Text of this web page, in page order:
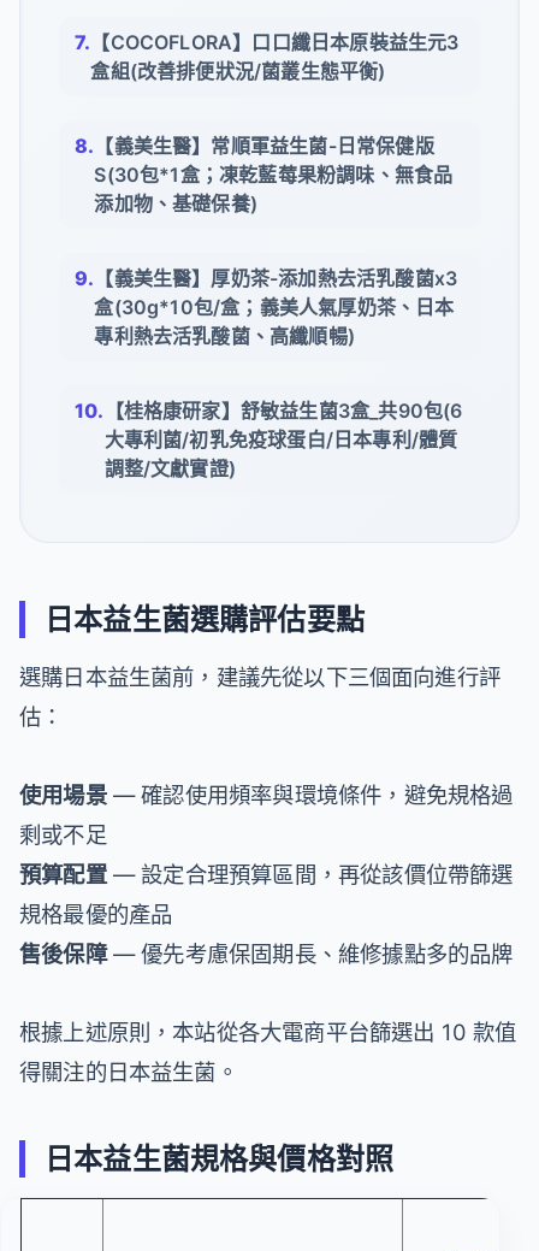
【COCOFLORA】口口纖日本原裝益生元3
盒組(改善排便狀況/菌叢生態平衡)
【義美生醫】常順軍益生菌-日常保健版
S(30包*1盒；凍乾藍莓果粉調味、無食品
添加物、基礎保養)
【義美生醫】厚奶茶-添加熱去活乳酸菌x3
盒(30g*10包/盒；義美人氣厚奶茶、日本
專利熱去活乳酸菌、高纖順暢)
【桂格康研家】舒敏益生菌3盒_共90包(6
大專利菌/初乳免疫球蛋白/日本專利/體質
調整/文獻實證)
日本益生菌選購評估要點
選購日本益生菌前，建議先從以下三個面向進行評
估：
使用場景— 確認使用頻率與環境條件，避免規格過
剩或不足
預算配置— 設定合理預算區間，再從該價位帶篩選
規格最優的產品
售後保障— 優先考慮保固期長、維修據點多的品牌
根據上述原則，本站從各大電商平台篩選出 10 款值
得關注的日本益生菌。
日本益生菌規格與價格對照